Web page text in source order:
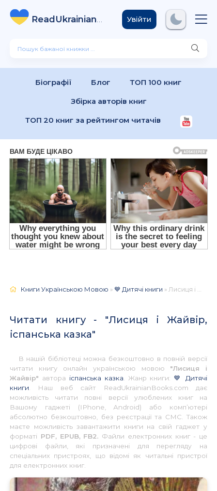
ReadUkrainian
Books .com
Увійти
Біографії Блог ТОП 100 книг
Збірка авторів книг
ТОП 20 книг за рейтингом читачів
Книги Українською Мовою »💙 Дитячі книги » Лисиця і Жайвір, іспанська казка 📚 - Українською
Читати книгу - "Лисиця і Жайвір,
іспанська казка"
В нашій бібліотеці можна безкоштовно в повній версії
читати книгу онлайн українською мовою "Лисиця і
Жайвір" автора іспанська казка . Жанр книги:💙 Дитячі
книги . Наш веб сайт ReadUkrainianBooks.com дає
можливість читати повні версії улюблених книг на
Вашому гаджеті (IPhone, Android) або комп’ютері
абсолютно безкоштовно, без реєстрації та СМС. Також
маєте можливість завантажити книги на свій гаджет у
форматі PDF, EPUB, FB2. Файли електронних книг - це
цифрові файли, які призначені для перегляду на
спеціальних пристроях, що відомі як читальні пристрої
для електронних книг.